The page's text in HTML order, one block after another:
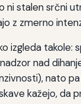
ni stalen srčni
z zmerno
izgleda
nad
nato
kažejo,